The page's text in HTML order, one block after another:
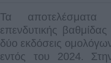
Τα
επενδυτικής
δύο εκδόσεις
εντός του 2024.